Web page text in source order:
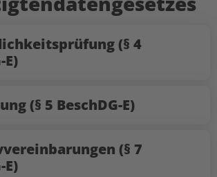
(§ 4
E)
(§ 5 BeschDG-E)
(§ 7
E)